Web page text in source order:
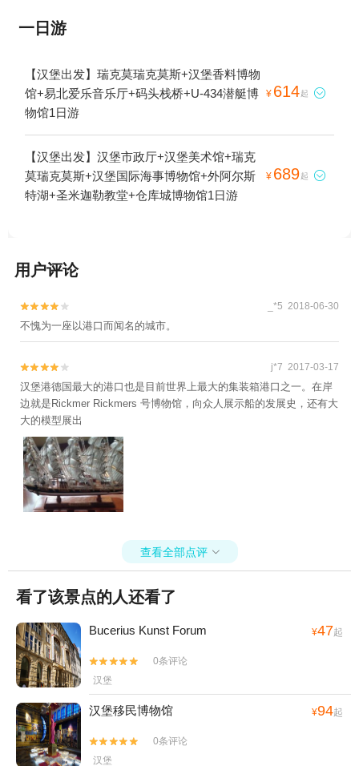
一日游
【汉堡出发】瑞克莫瑞克莫斯+汉堡香料博物
馆+易北爱乐音乐厅+码头栈桥+U-434潜艇博
物馆1日游
¥ 614起 
【汉堡出发】汉堡市政厅+汉堡美术馆+瑞克
莫瑞克莫斯+汉堡国际海事博物馆+外阿尔斯
特湖+圣米迦勒教堂+仓库城博物馆1日游
¥ 689起 
用户评论

 _*5 2018-06-30
不愧为一座以港口而闻名的城市。

 j*7 2017-03-17
汉堡港德国最大的港口也是目前世界上最大的集装箱港口之一。在岸
边就是Rickmer Rickmers 号博物馆，向众人展示船的发展史，还有大
大的模型展出
查看全部点评 
看了该景点的人还看了
Bucerius Kunst Forum ¥47起


0条评论
汉堡
汉堡移民博物馆 ¥94起


0条评论
汉堡